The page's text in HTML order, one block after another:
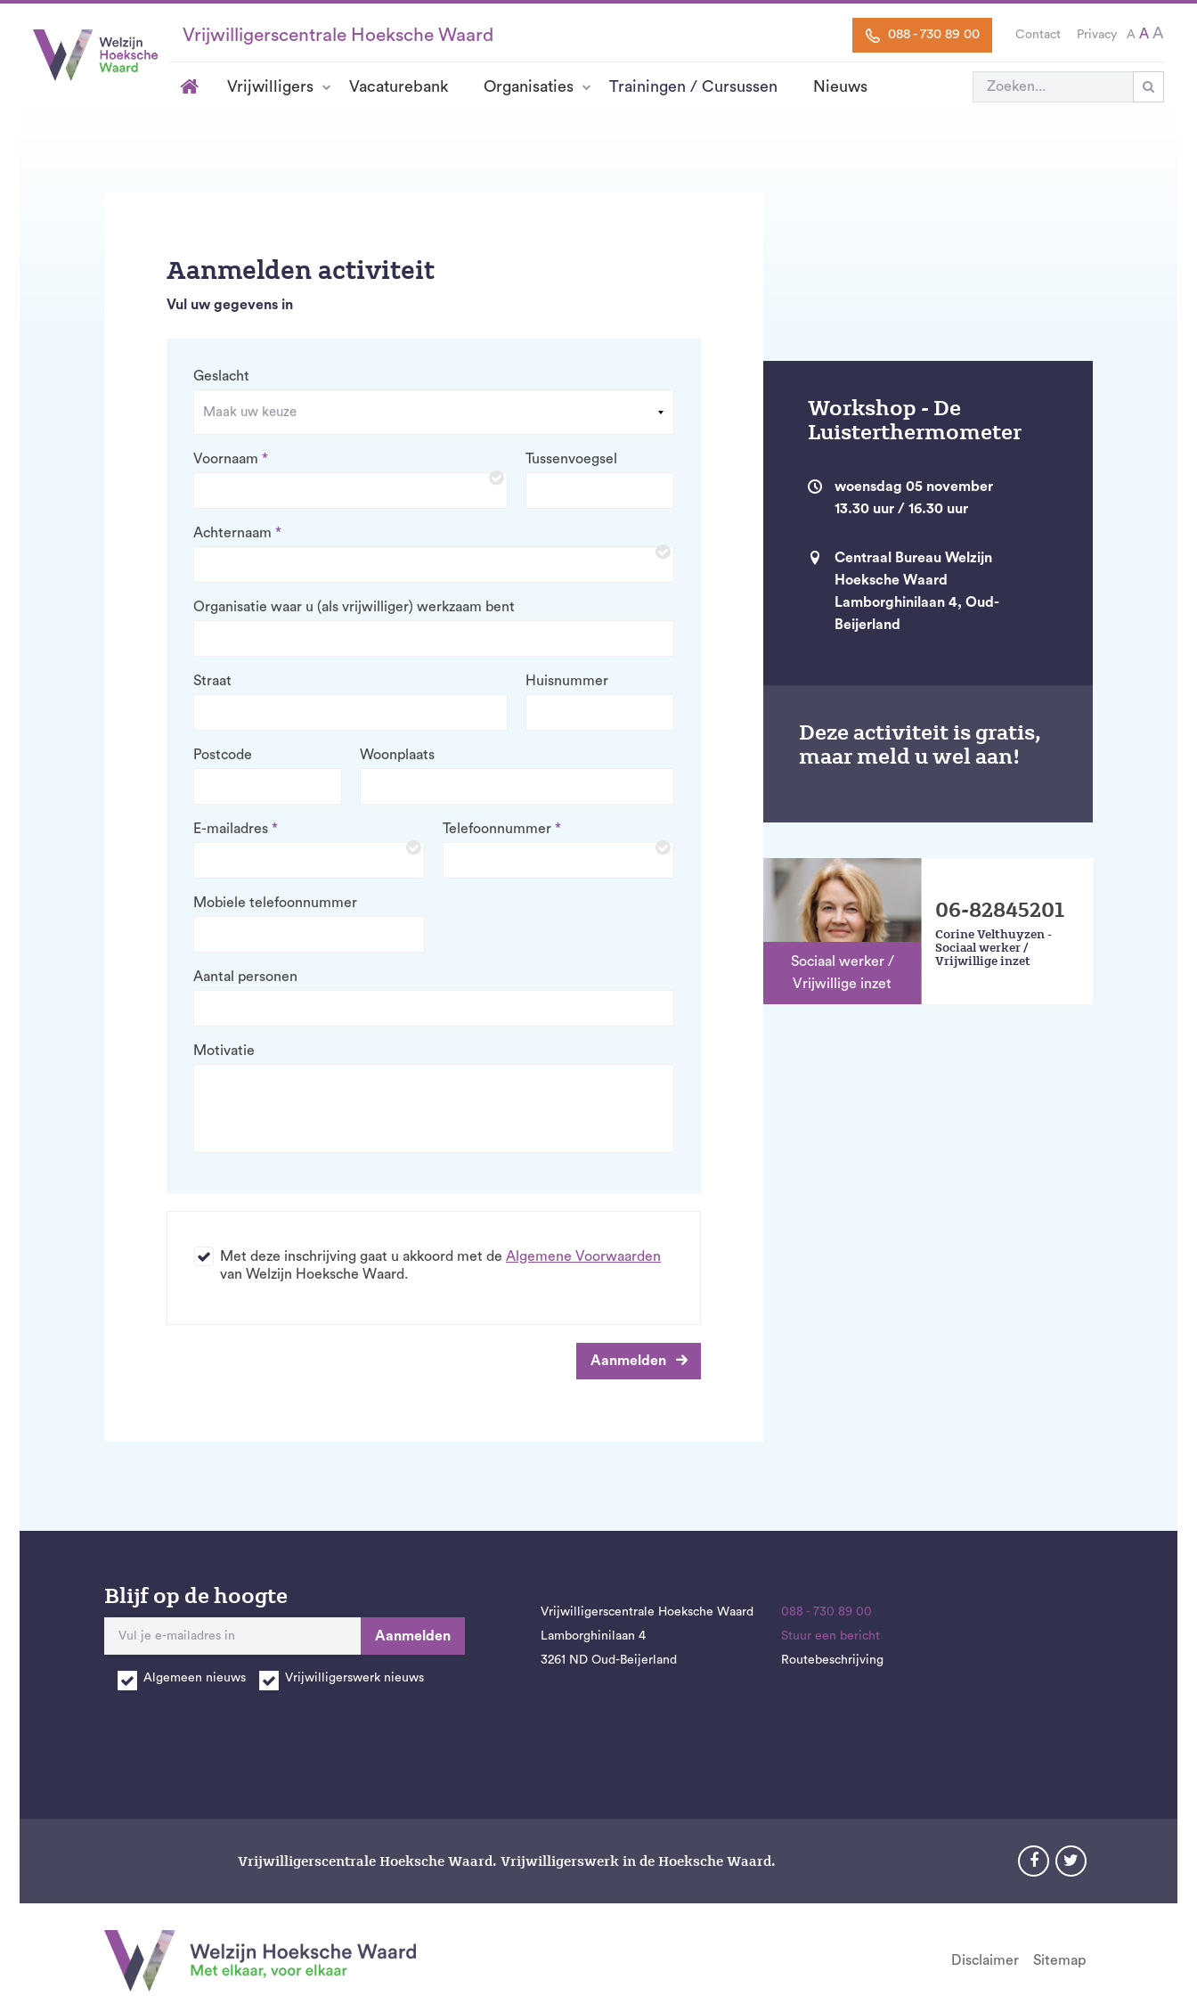
Vrijwilligerscentrale Hoeksche Waard 088 - 730 89 00 Contact Privacy A A A
Vrijwilligers Vacaturebank Organisaties Trainingen / Cursussen Nieuws 
Aanmelden activiteit
Vul uw gegevens in
Geslacht
Voornaam Tussenvoegsel
Achternaam
Organisatie waar u (als vrijwilliger) werkzaam bent
Straat Huisnummer
Postcode Woonplaats
E-mailadres Telefoonnummer
Mobiele telefoonnummer
Aantal personen
Motivatie
Met deze inschrijving gaat u akkoord met de Algemene Voorwaarden
van Welzijn Hoeksche Waard.
Aanmelden
Workshop - De
Luisterthermometer
woensdag 05 november
13.30 uur / 16.30 uur
Centraal Bureau Welzijn
Hoeksche Waard
Lamborghinilaan 4, Oud-
Beijerland
Deze activiteit is gratis,
maar meld u wel aan!
Sociaal werker /
Vrijwillige inzet
06-82845201
Corine Velthuyzen -
Sociaal werker /
Vrijwillige inzet
Blijf op de hoogte
Aanmelden
Algemeen nieuws Vrijwilligerswerk nieuws
Vrijwilligerscentrale Hoeksche Waard
Lamborghinilaan 4
3261 ND Oud-Beijerland
088 - 730 89 00
Stuur een bericht
Routebeschrijving
Vrijwilligerscentrale Hoeksche Waard. Vrijwilligerswerk in de Hoeksche Waard.  
Disclaimer Sitemap